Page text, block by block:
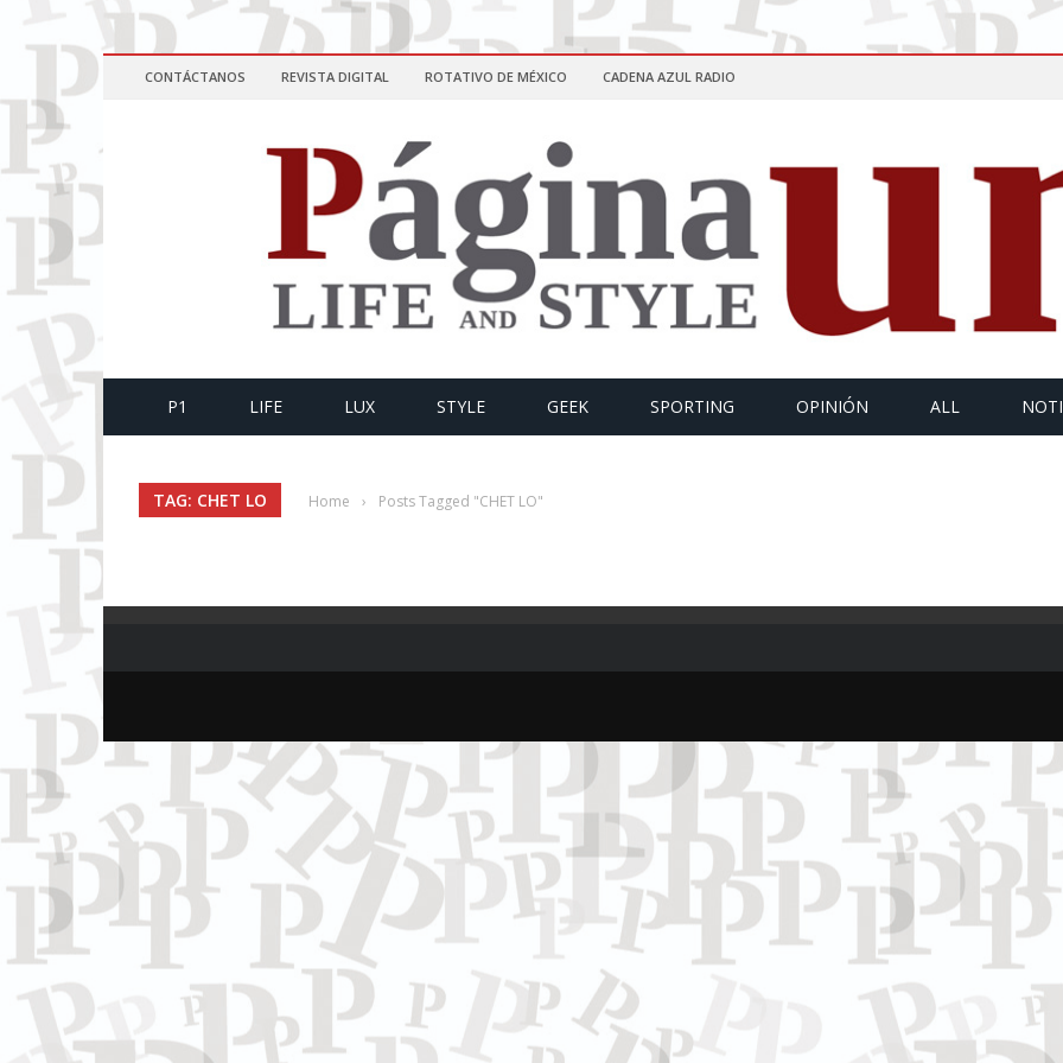
CONTÁCTANOS REVISTA DIGITAL ROTATIVO DE MÉXICO CADENA AZUL RADIO
P1 LIFE LUX STYLE GEEK SPORTING OPINIÓN ALL
TAG: CHET LO Home › Posts Tagged "CHET LO"